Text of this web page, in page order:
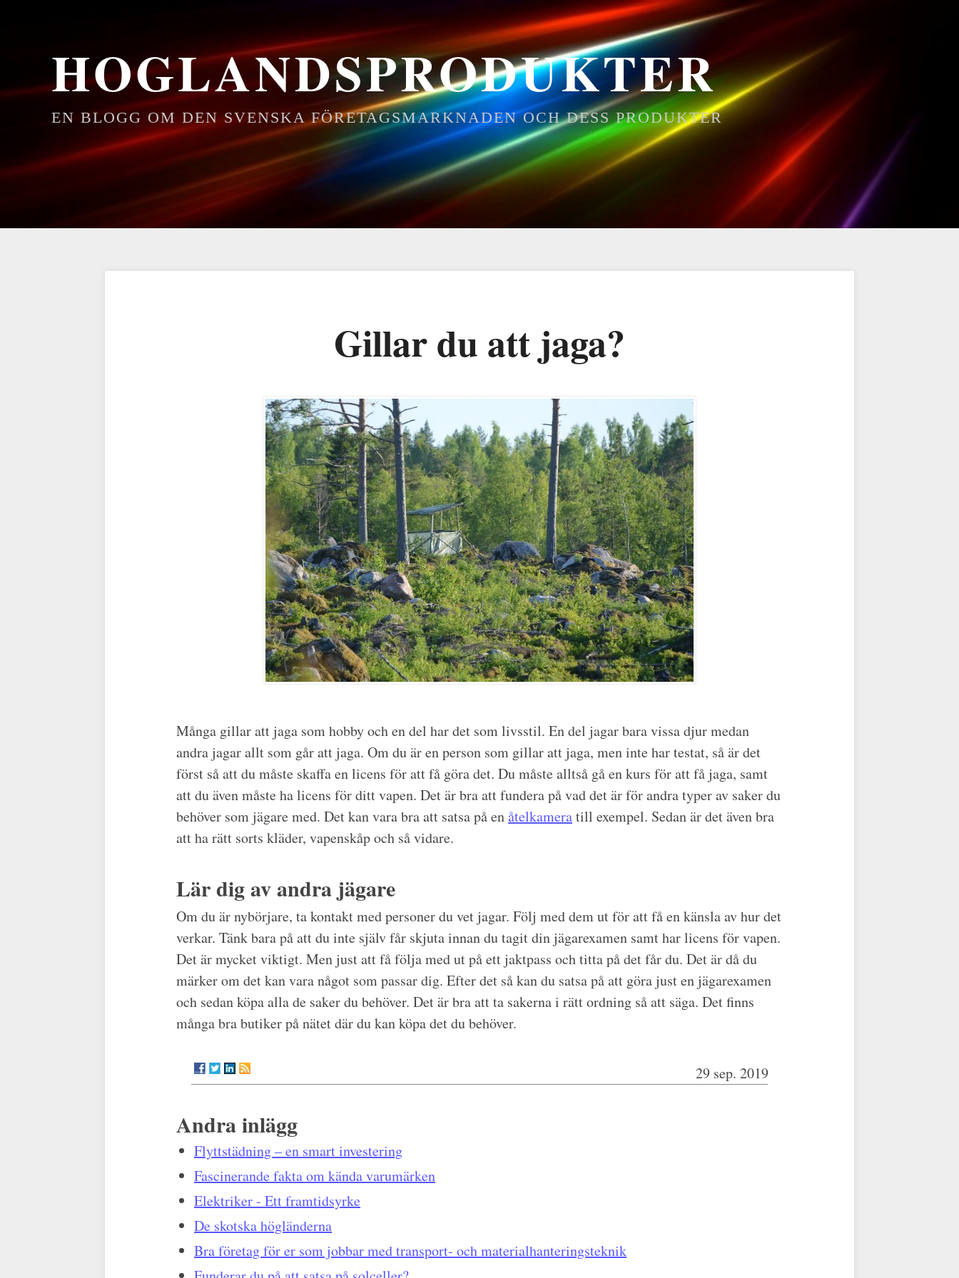
HOGLANDSPRODUKTER
EN BLOGG OM DEN SVENSKA FÖRETAGSMARKNADEN OCH DESS PRODUKTER
Gillar du att jaga?
Många gillar att jaga som hobby och en del har det som livsstil. En del jagar bara vissa djur medan
andra jagar allt som går att jaga. Om du är en person som gillar att jaga, men inte har testat, så är det
först så att du måste skaffa en licens för att få göra det. Du måste alltså gå en kurs för att få jaga, samt
att du även måste ha licens för ditt vapen. Det är bra att fundera på vad det är för andra typer av saker du
behöver som jägare med. Det kan vara bra att satsa på enåtelkameratill exempel. Sedan är det även bra
att ha rätt sorts kläder, vapenskåp och så vidare.
Lär dig av andra jägare
Om du är nybörjare, ta kontakt med personer du vet jagar. Följ med dem ut för att få en känsla av hur det
verkar. Tänk bara på att du inte själv får skjuta innan du tagit din jägarexamen samt har licens för vapen.
Det är mycket viktigt. Men just att få följa med ut på ett jaktpass och titta på det får du. Det är då du
märker om det kan vara något som passar dig. Efter det så kan du satsa på att göra just en jägarexamen
och sedan köpa alla de saker du behöver. Det är bra att ta sakerna i rätt ordning så att säga. Det finns
många bra butiker på nätet där du kan köpa det du behöver.
29 sep. 2019
Andra inlägg
Flyttstädning – en smart investering
Fascinerande fakta om kända varumärken
Elektriker - Ett framtidsyrke
De skotska högländerna
Bra företag för er som jobbar med transport- och materialhanteringsteknik